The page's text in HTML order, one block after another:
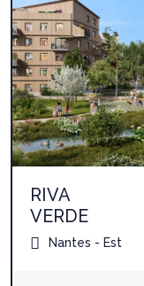
RIVA
VERDE
Nantes - Est